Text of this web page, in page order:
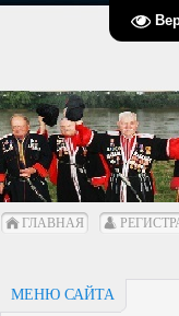
ГЛАВНАЯ
МЕНЮ САЙТА